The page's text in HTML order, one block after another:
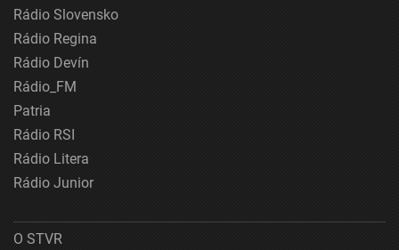
Rádio Slovensko
Rádio Regina
Rádio Devín
Rádio_FM
Patria
Rádio RSI
Rádio Litera
Rádio Junior
O STVR